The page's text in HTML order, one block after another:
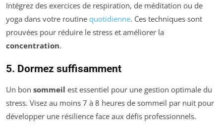
Intégrez des exercices de respiration, de méditation ou de
yoga dans votre routine quotidienne. Ces techniques sont
prouvées pour réduire le stress et améliorer la
concentration.
5. Dormez suffisamment
Un bon sommeil est essentiel pour une gestion optimale du
stress. Visez au moins 7 à 8 heures de sommeil par nuit pour
développer une résilience face aux défis professionnels.